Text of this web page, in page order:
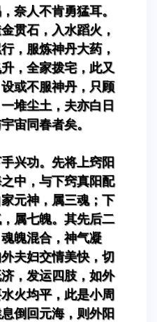
奈人不肯勇猛耳。
贯石，入水蹈火，
，服炼神丹大药，
，全家拨宅，此又
或不服神丹，只顾
堆尘土，夫亦白日
宙同春者矣。
兴功。先将上窍阳
中，与下窍真阳配
元神，属三魂；下
属七魄。其先后二
魄混合，神气凝
夫妇交情美快，切
，发运四肢，如外
火均平，此是小周
倒回元海，则外阳